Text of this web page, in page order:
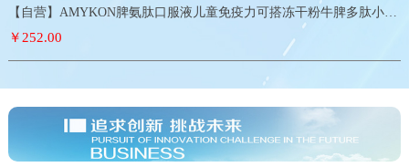
【自营】AMYKON脾氨肽口服液儿童免疫力可搭冻干粉牛脾多肽小分子
￥252.00